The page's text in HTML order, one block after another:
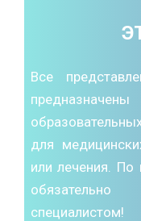
Все
для
или лечения.
обязательно
специалистом!